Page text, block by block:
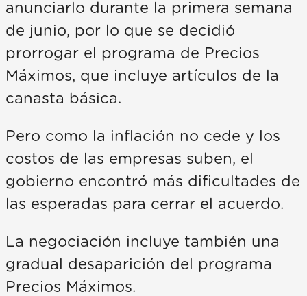
anunciarlo durante la primera semana
de junio, por lo que se decidió
prorrogar el programa de Precios
Máximos, que incluye artículos de la
canasta básica.
Pero como la inflación no cede y los
costos de las empresas suben, el
gobierno encontró más dificultades de
las esperadas para cerrar el acuerdo.
La negociación incluye también una
gradual desaparición del programa
Precios Máximos.